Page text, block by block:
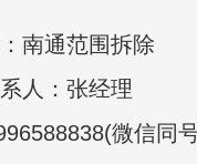
南通范围拆除
人：张经理
微信同